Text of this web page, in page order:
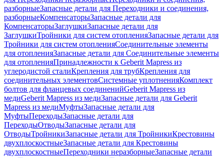
разборныеЗапасные детали для Переходники и соединения,
разборныеКомпенсаторыЗапасные детали для
КомпенсаторыЗаглушкиЗапасные детали для
ЗаглушкиТройники для систем отопленияЗапасные детали для
Тройники для систем отопленияСоединительные элементы
для отопленияЗапасные детали для Соединительные элементы
для отопленияПринадлежности к Geberit Mapress из
углеродистой сталиКрепления для трубКрепления для
соединительных элементовСистемные уплотненияКомплект
болтов для фланцевых соединенийGeberit Mapress из
медиGeberit Mapress из медиЗапасные детали для Geberit
Mapress из медиМуфтыЗапасные детали для
МуфтыПереходыЗапасные детали для
ПереходыОтводыЗапасные детали для
ОтводыТройникиЗапасные детали для ТройникиКрестовины
двухплоскостныеЗапасные детали для Крестовины
двухплоскостныеПереходники неразборныеЗапасные детали